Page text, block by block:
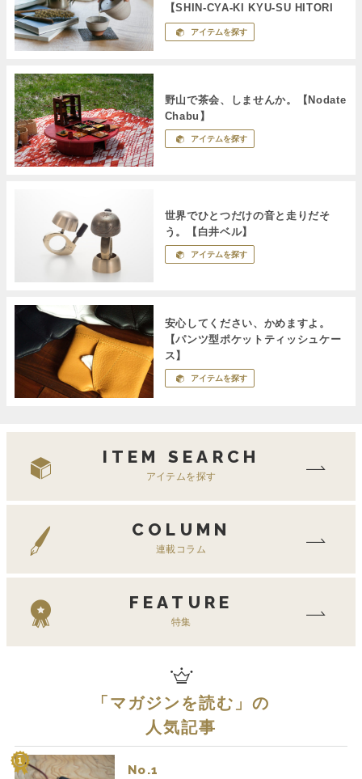
【SHIN-CYA-KI KYU-SU HITORI
SET】
アイテムを探す
野山で茶会、しませんか。【Nodate
Chabu】
アイテムを探す
世界でひとつだけの音と走りだそ
う。【白井ベル】
アイテムを探す
安心してください、かめますよ。
【パンツ型ポケットティッシュケー
ス】
アイテムを探す
ITEM SEARCH
アイテムを探す
COLUMN
連載コラム
FEATURE
特集
「 マガジンを読む 」の
人気記事
No.